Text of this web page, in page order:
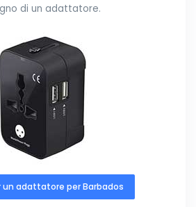
di un adattatore.
un adattatore per Barbados